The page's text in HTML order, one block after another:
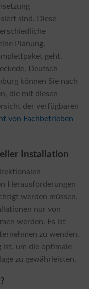
sind. Diese
Planung,
geht.
Deutsch
können Sie nach
die mit diesen
der verfügbaren
von Fachbetrieben
Installation
Herausforderungen
werden müssen.
nur von
werden. Es ist
zu wenden,
ist, um die optimale
zu gewährleisten.